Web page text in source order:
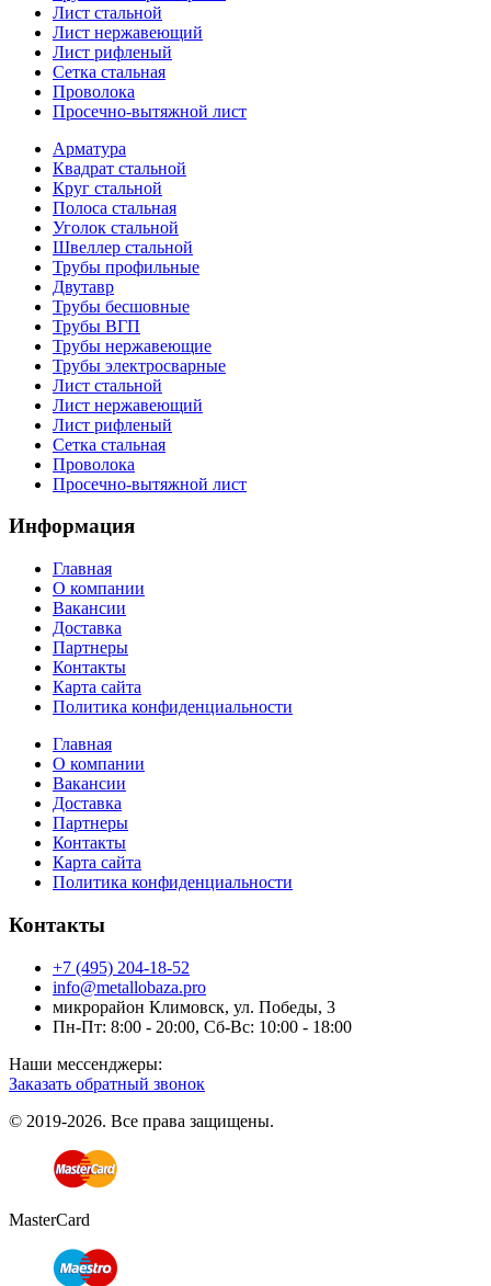
Лист стальной
Лист нержавеющий
Лист рифленый
Сетка стальная
Проволока
Просечно-вытяжной лист
Арматура
Квадрат стальной
Круг стальной
Полоса стальная
Уголок стальной
Швеллер стальной
Трубы профильные
Двутавр
Трубы бесшовные
Трубы ВГП
Трубы нержавеющие
Трубы электросварные
Лист стальной
Лист нержавеющий
Лист рифленый
Сетка стальная
Проволока
Просечно-вытяжной лист
Информация
Главная
О компании
Вакансии
Доставка
Партнеры
Контакты
Карта сайта
Политика конфиденциальности
Главная
О компании
Вакансии
Доставка
Партнеры
Контакты
Карта сайта
Политика конфиденциальности
Контакты
+7 (495) 204-18-52
info@metallobaza.pro
микрорайон Климовск, ул. Победы, 3
Пн-Пт: 8:00 - 20:00, Сб-Вс: 10:00 - 18:00
Наши мессенджеры:
Заказать обратный звонок
© 2019-2026. Все права защищены.
MasterCard